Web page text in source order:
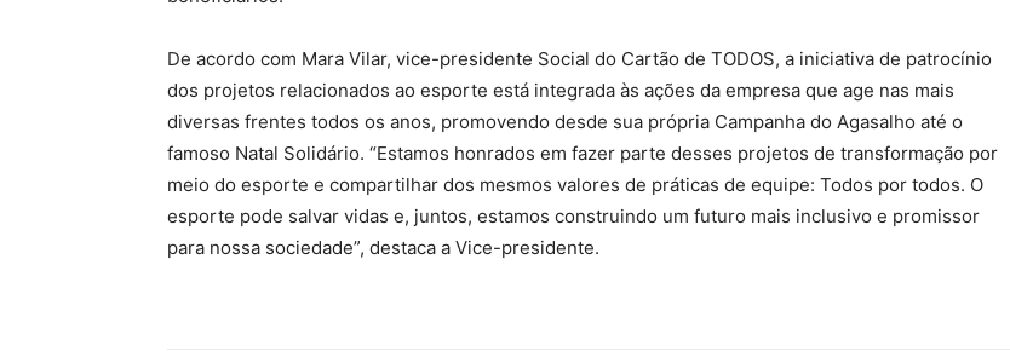
De acordo com Mara Vilar, vice-presidente Social do Cartão de TODOS, a iniciativa de patrocínio
dos projetos relacionados ao esporte está integrada às ações da empresa que age nas mais
diversas frentes todos os anos, promovendo desde sua própria Campanha do Agasalho até o
famoso Natal Solidário. “Estamos honrados em fazer parte desses projetos de transformação por
meio do esporte e compartilhar dos mesmos valores de práticas de equipe: Todos por todos. O
esporte pode salvar vidas e, juntos, estamos construindo um futuro mais inclusivo e promissor
para nossa sociedade”, destaca a Vice-presidente.